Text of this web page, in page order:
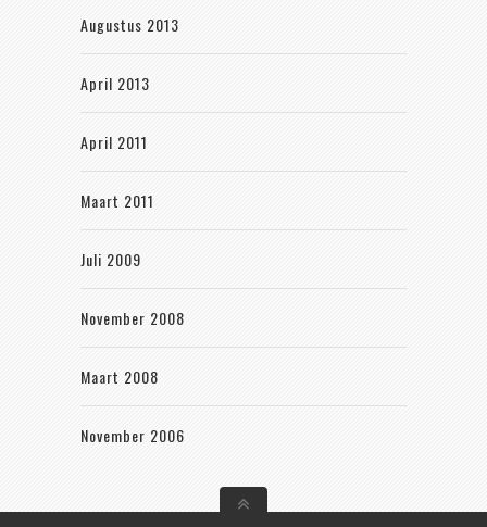
Augustus 2013
April 2013
April 2011
Maart 2011
Juli 2009
November 2008
Maart 2008
November 2006